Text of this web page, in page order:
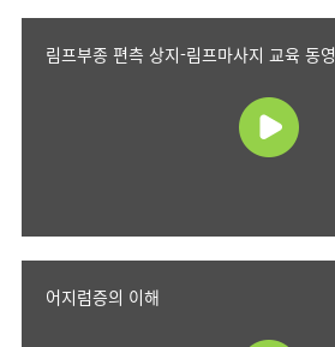
림프부종 편측 상지-림프마사지 교육 동
어지럼증의 이해